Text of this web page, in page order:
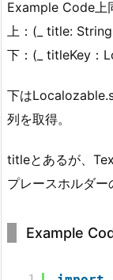
Example Code上
上：(_ title:
下：(_ titleKey：
下は
列を取得。
titleとあるが、
プレースホルダー
Example